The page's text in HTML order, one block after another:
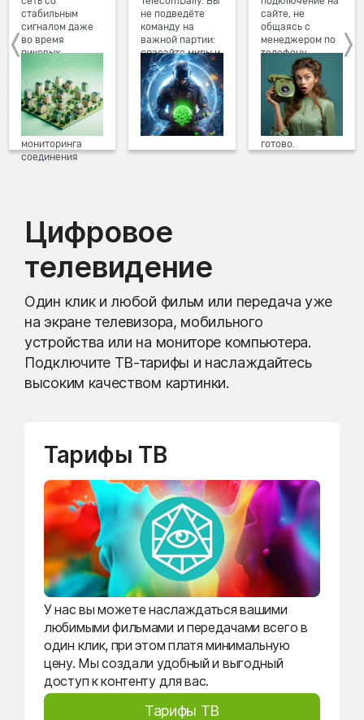
стабильным
сигналом даже
во время
пиковых
нагрузок в
вечернее время.
Мы постоянно
обновляем наше
оборудование в
домах, а система
мониторинга
соединения
не подведёте
команду на
важной партии:
спасайте миры и
побеждайте с
друзьями в
онлайн-играх.
сайте, не
общаясь с
менеджером по
телефону.
Просто в три
клика заполните
форму заявки на
сайте, выберите
дату и время
подключения,
готово.
Цифровое
телевидение
Один клик и любой фильм или передача уже
на экране телевизора, мобильного
устройства или на мониторе компьютера.
Подключите ТВ-тарифы и наслаждайтесь
высоким качеством картинки.
Тарифы ТВ
У нас вы можете наслаждаться вашими
любимыми фильмами и передачами всего в
один клик, при этом платя минимальную
цену. Мы создали удобный и выгодный
доступ к контенту для вас.
Тарифы ТВ